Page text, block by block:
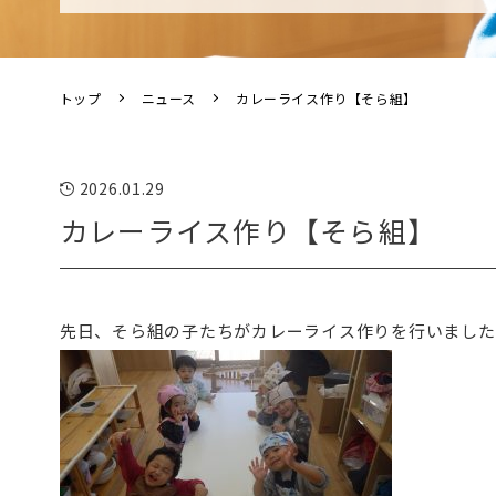
トップ ニュース カレーライス作り【そら組】
2026.01.29
カレーライス作り【そら組】
先日、そら組の子たちがカレーライス作りを行いまし